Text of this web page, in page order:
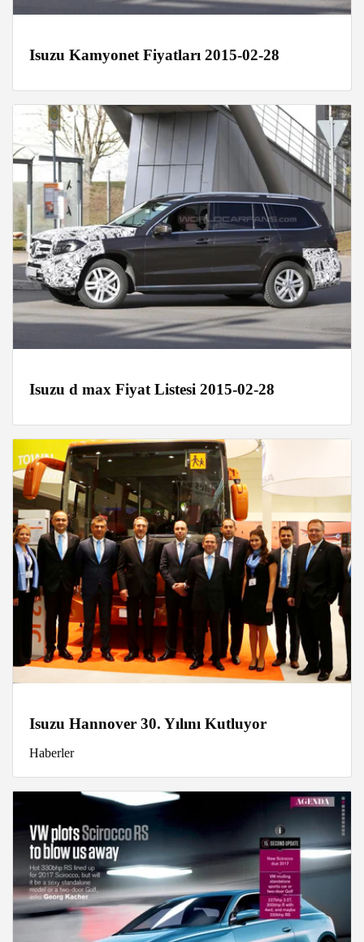
Isuzu Kamyonet Fiyatları 2015-02-28
Isuzu d max Fiyat Listesi 2015-02-28
Isuzu Hannover 30. Yılını Kutluyor
Haberler